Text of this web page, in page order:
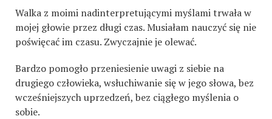
Walka z moimi nadinterpretującymi myślami trwała w
mojej głowie przez długi czas. Musiałam nauczyć się nie
poświęcać im czasu. Zwyczajnie je olewać.
Bardzo pomogło przeniesienie uwagi z siebie na
drugiego człowieka, wsłuchiwanie się w jego słowa, bez
wcześniejszych uprzedzeń, bez ciągłego myślenia o
sobie.